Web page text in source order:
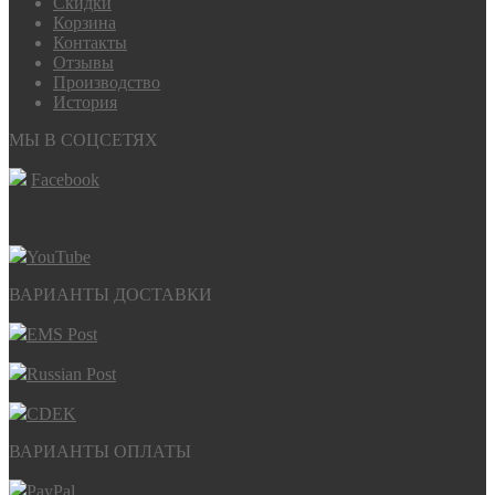
Корзина
Контакты
Отзывы
Производство
История
МЫ В СОЦСЕТЯХ
Facebook
YouTube
ВАРИАНТЫ ДОСТАВКИ
EMS Post
Russian Post
CDEK
ВАРИАНТЫ ОПЛАТЫ
PayPal